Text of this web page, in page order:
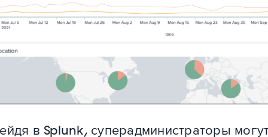
в Splunk, суперадминистраторы